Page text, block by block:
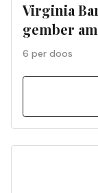
Virginia
gember
6 per doos